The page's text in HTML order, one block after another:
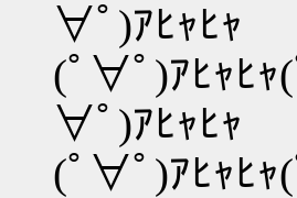
∀ﾟ)ｱﾋｬﾋｬ
(ﾟ∀ﾟ)ｱﾋｬﾋｬ
∀ﾟ)ｱﾋｬﾋｬ
(ﾟ∀ﾟ)ｱﾋｬﾋｬ